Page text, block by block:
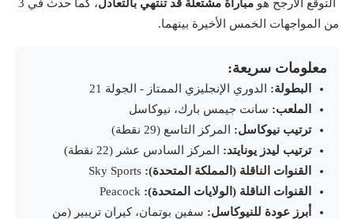
التوقع الأرجح هو مباراة مشتعلة قد تنتهي بالتعادل
، كما حدث في 3
من المواجهات الخمس الأخيرة بينهما.
معلومات سريعة:
البطولة: الدوري الإنجليزي الممتاز - الجولة 21
الملعب: سانت جيمس بارك، نيوكاسل
ترتيب نيوكاسل: المركز التاسع (29 نقطة)
ترتيب ليدز يونايتد: المركز السادس عشر (22 نقطة)
القنوات الناقلة (المملكة المتحدة):
القنوات الناقلة (الولايات المتحدة):
أبرز عودة للنيوكاسل: سفين بوتمان، كيران تريبير (من